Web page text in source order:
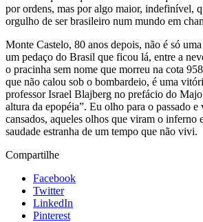
por ordens, mas por algo maior, indefinível,
orgulho de ser brasileiro num mundo em
Monte Castelo, 80 anos depois, não é só
um pedaço do Brasil que ficou lá, entre a
o pracinha sem nome que morreu na cota
que não calou sob o bombardeio, é uma
professor Israel Blajberg no prefácio do
altura da epopéia”. Eu olho para o passado e
cansados, aqueles olhos que viram o inferno
saudade estranha de um tempo que não vivi.
Compartilhe
Facebook
Twitter
LinkedIn
Pinterest